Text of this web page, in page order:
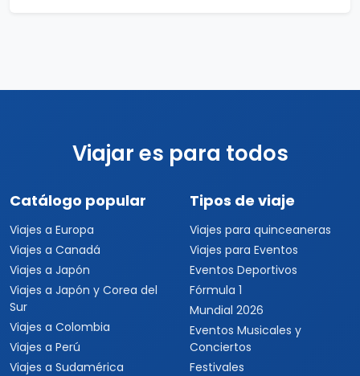
Viajar es para todos
Catálogo popular
Viajes a Europa
Viajes a Canadá
Viajes a Japón
Viajes a Japón y Corea del
Sur
Viajes a Colombia
Viajes a Perú
Viajes a Sudamérica
Tipos de viaje
Viajes para quinceaneras
Viajes para Eventos
Eventos Deportivos
Fórmula 1
Mundial 2026
Eventos Musicales y
Conciertos
Festivales